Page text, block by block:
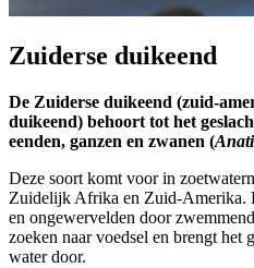
Zuiderse duikeend
De Zuiderse duikeend (zuid-
duikeend) behoort tot het
eenden, ganzen en zwanen (
Deze soort komt voor in
Zuidelijk Afrika en Zuid-Amerika.
en ongewervelden door
zoeken naar voedsel en brengt het
water door.